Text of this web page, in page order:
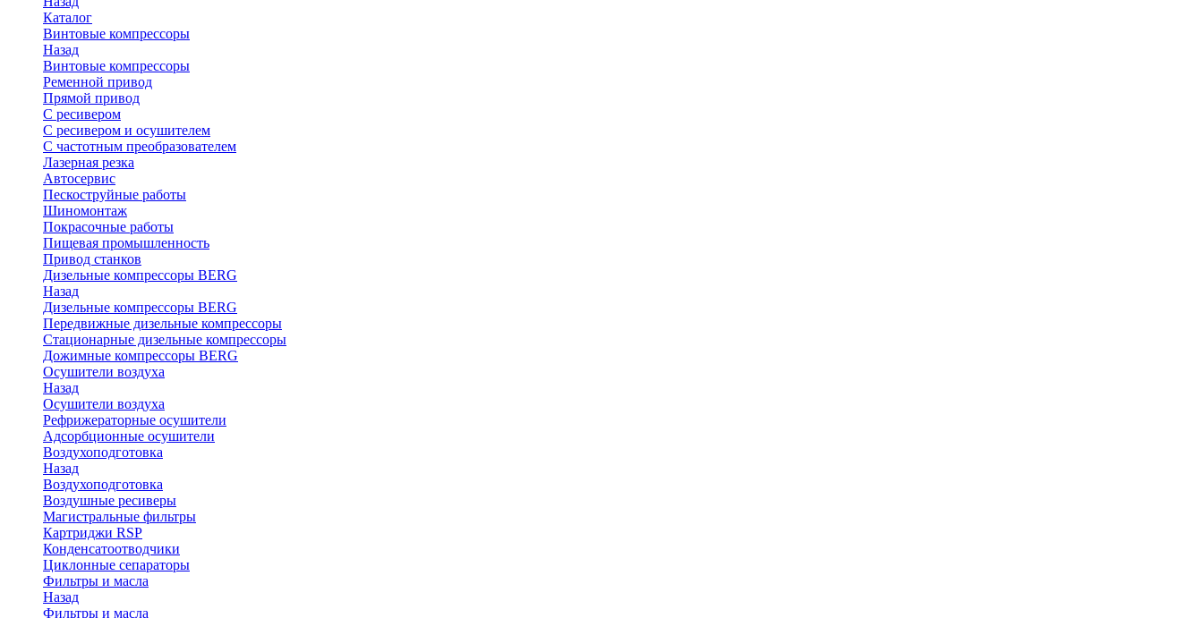
Каталог
Винтовые компрессоры
Назад
Винтовые компрессоры
Ременной привод
Прямой привод
С ресивером
С ресивером и осушителем
С частотным преобразователем
Лазерная резка
Автосервис
Пескоструйные работы
Шиномонтаж
Покрасочные работы
Пищевая промышленность
Привод станков
Дизельные компрессоры BERG
Назад
Дизельные компрессоры BERG
Передвижные дизельные компрессоры
Стационарные дизельные компрессоры
Дожимные компрессоры BERG
Осушители воздуха
Назад
Осушители воздуха
Рефрижераторные осушители
Адсорбционные осушители
Воздухоподготовка
Назад
Воздухоподготовка
Воздушные ресиверы
Магистральные фильтры
Картриджи RSP
Конденсатоотводчики
Циклонные сепараторы
Фильтры и масла
Назад
Фильтры и масла